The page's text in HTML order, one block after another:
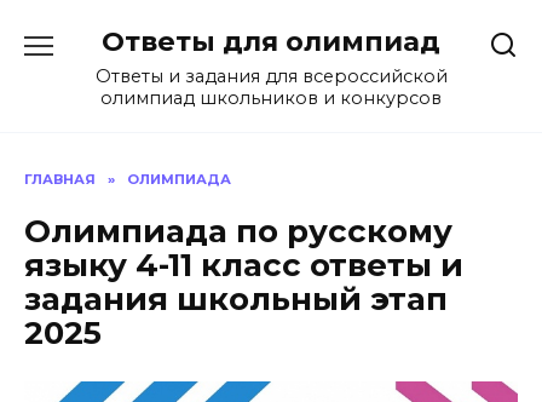
содержанию
Ответы для олимпиад
Ответы и задания для всероссийской
олимпиад школьников и конкурсов
ГЛАВНАЯ » ОЛИМПИАДА
Олимпиада по русскому
языку 4-11 класс ответы и
задания школьный этап
2025